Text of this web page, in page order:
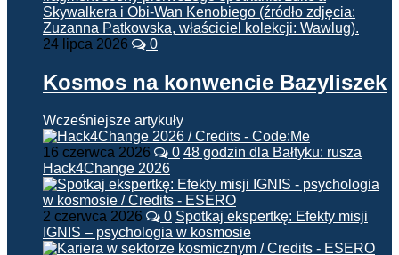
24 lipca 2026 0
Kosmos na konwencie Bazyliszek
Wcześniejsze artykuły
16 czerwca 2026 0 48 godzin dla Bałtyku: rusza
Hack4Change 2026
2 czerwca 2026 0 Spotkaj ekspertkę: Efekty misji
IGNIS – psychologia w kosmosie